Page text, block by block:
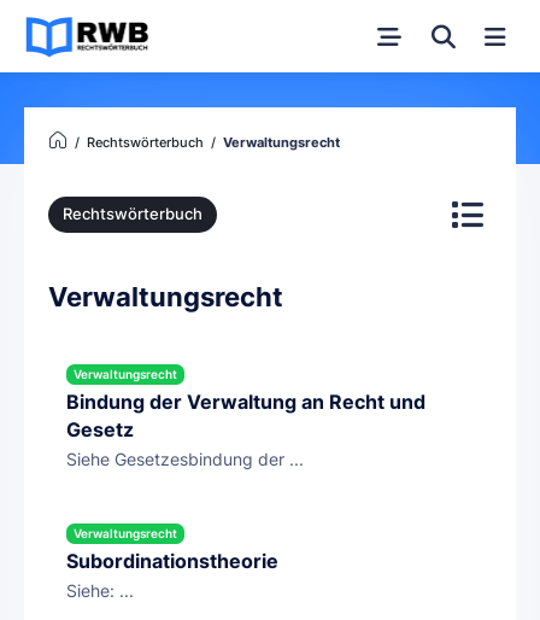
Rechtswörterbuch Verwaltungsrecht
Rechtswörterbuch
Verwaltungsrecht
Verwaltungsrecht
Bindung der Verwaltung an Recht und
Gesetz
Siehe Gesetzesbindung der ...
Verwaltungsrecht
Subordinationstheorie
Siehe: ...